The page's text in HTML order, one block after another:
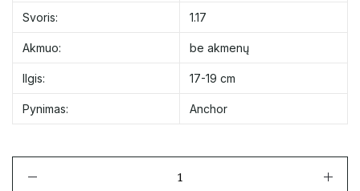
Svoris: 1.17
Akmuo: be akmenų
Ilgis: 17-19 cm
Pynimas: Anchor